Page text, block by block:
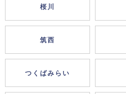
桜川
筑西
つくばみらい